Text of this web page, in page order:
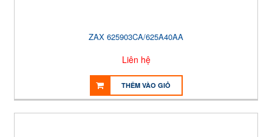
ZAX 625903CA/625A40AA
Liên hệ
THÊM VÀO GIỎ